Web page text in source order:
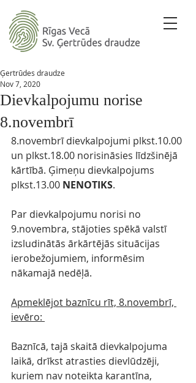
Dievkalpojumu norise
8.novembrī
Ģertrūdes draudze
Nov 7, 2020
8.novembrī dievkalpojumi plkst.10.00
un plkst.18.00 norisināsies līdzšinējā
kārtībā. Ģimeņu dievkalpojums
plkst.13.00 NENOTIKS.
Par dievkalpojumu norisi no
9.novembra, stājoties spēkā valstī
izsludinātās ārkārtējās situācijas
ierobežojumiem, informēsim
nākamajā nedēļā.
Apmeklējot baznīcu rīt, 8.novembrī,
ievēro:
Baznīcā, tajā skaitā dievkalpojuma
laikā, drīkst atrasties dievlūdzēji,
kuriem nav noteikta karantīna,